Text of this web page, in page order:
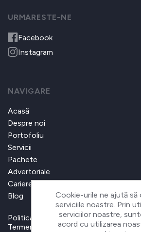
URMARESTE-NE
Facebook
Instagram
NAVIGARE
Acasă
Despre noi
Portofoliu
Servicii
Pachete
Advertoriale
Cariere
Blog
Politica de confidențialitate
Termeni și condiții
Cookie-urile ne ajută să
serviciile noastre. Prin
serviciilor noastre,
acord cu utilizarea